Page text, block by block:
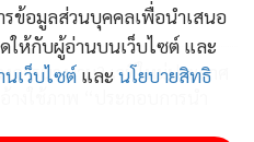
ารนางงาม? เวทีใหม่ประกาศ
งใช้ภาพ “ประกอบการนำ
รข้อมูลส่วนบุคคลเพื่อนำเสนอ
ห้กับผู้อ่านบนเว็บไซต์ และ
นเว็บไซต์ และ นโยบายสิทธิ